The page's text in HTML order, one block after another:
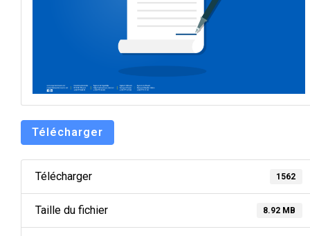
Télécharger
Télécharger 1562
Taille du fichier 8.92 MB